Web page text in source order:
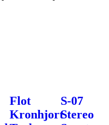
Flot
Kronhjort
S-07
Stereo